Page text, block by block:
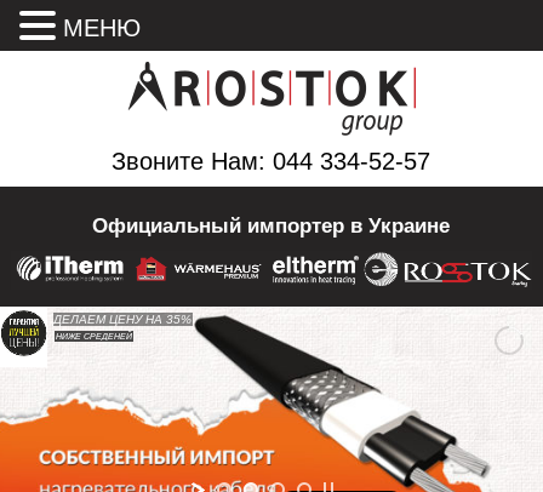
Звоните Нам: 044 334-52-57
Официальный импортер в Украине
ДЕЛАЕМ ЦЕНУ НА 35%
НИЖЕ СРЕДЕНЕЙ
НИЖЕ СРЕДЕНЕЙ
МЕНЮ